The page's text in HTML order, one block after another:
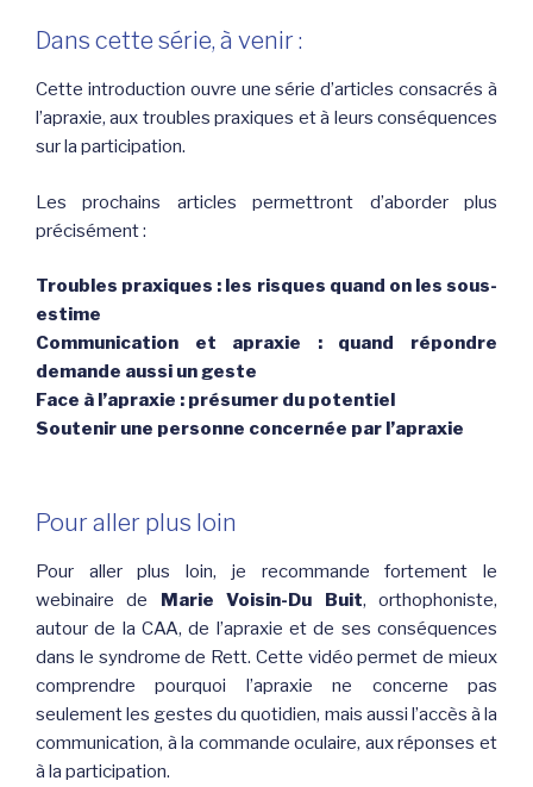
Dans cette série, à venir :
Cette introduction ouvre une série d’articles consacrés à
l’apraxie, aux troubles praxiques et à leurs conséquences
sur la participation.
Les prochains articles permettront d’aborder plus
précisément :
Troubles praxiques : les risques quand on les sous-
estime
Communication et apraxie : quand répondre
demande aussi un geste
Face à l’apraxie : présumer du potentiel
Soutenir une personne concernée par l’apraxie
Pour aller plus loin
Pour aller plus loin, je recommande fortement le
webinaire de Marie Voisin-Du Buit, orthophoniste,
autour de la CAA, de l’apraxie et de ses conséquences
dans le syndrome de Rett. Cette vidéo permet de mieux
comprendre pourquoi l’apraxie ne concerne pas
seulement les gestes du quotidien, mais aussi l’accès à la
communication, à la commande oculaire, aux réponses et
à la participation.